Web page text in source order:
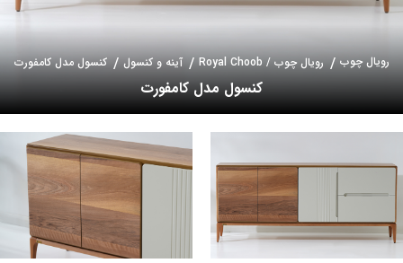
رویال چوب رویال چوب / Royal Choob آینه و کنسول کنسول مدل کامفورت
کنسول مدل کامفورت